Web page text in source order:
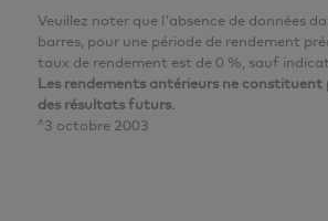
Veuillez noter que l'absence de données
barres, pour une période de rendement
taux de rendement est de 0 %, sauf
Les rendements antérieurs ne constituent
des résultats futurs.
^3 octobre 2003